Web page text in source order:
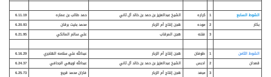
الشوط السابع 1 كراره الشيخ عبدالعزيز بن حمد بن خالد آل ثاني حمد طالب بن عماره
6.11.19
بكار
2 موده هجن إنتاج أم الزبار محمد بخيت برقان
6.20.93
3 فتنه هجن المرقاب علي سالم المالكي 6.21.95
الشوط الثامن 1 طوفان هجن إنتاج أم الزبار عبدالله علي سلامه الهاجري
6.16.29
قعدان
2 ادبس الشيخ عبدالعزيز بن حمد بن خالد آل ثاني عبدالله لويهي الجحافي
6.24.37
3 مبعد هجن إنتاج أم الزبار فاران محمد قريع 6.25.73